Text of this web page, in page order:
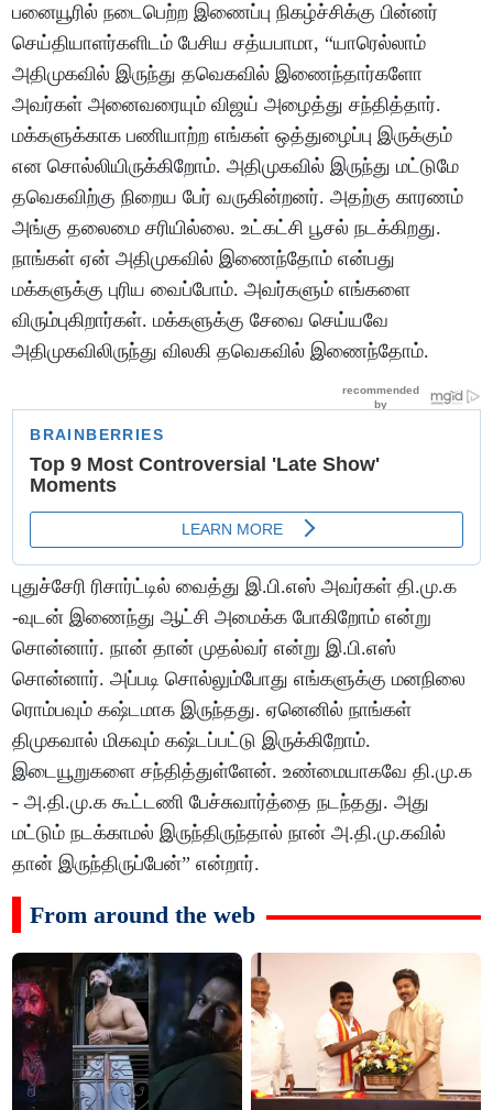
பனையூரில் நடைபெற்ற இணைப்பு நிகழ்ச்சிக்கு பின்னர்
செய்தியாளர்களிடம் பேசிய சத்யபாமா, “யாரெல்லாம்
அதிமுகவில் இருந்து தவெகவில் இணைந்தார்களோ
அவர்கள் அனைவரையும் விஜய் அழைத்து சந்தித்தார்.
மக்களுக்காக பணியாற்ற எங்கள் ஒத்துழைப்பு இருக்கும்
என சொல்லியிருக்கிறோம். அதிமுகவில் இருந்து மட்டுமே
தவெகவிற்கு நிறைய பேர் வருகின்றனர். அதற்கு காரணம்
அங்கு தலைமை சரியில்லை. உட்கட்சி பூசல் நடக்கிறது.
நாங்கள் ஏன் அதிமுகவில் இணைந்தோம் என்பது
மக்களுக்கு புரிய வைப்போம். அவர்களும் எங்களை
விரும்புகிறார்கள். மக்களுக்கு சேவை செய்யவே
அதிமுகவிலிருந்து விலகி தவெகவில் இணைந்தோம்.
புதுச்சேரி ரிசார்ட்டில் வைத்து இ.பி.எஸ் அவர்கள் தி.மு.க
-வுடன் இணைந்து ஆட்சி அமைக்க போகிறோம் என்று
சொன்னார். நான் தான் முதல்வர் என்று இ.பி.எஸ்
சொன்னார். அப்படி சொல்லும்போது எங்களுக்கு மனநிலை
ரொம்பவும் கஷ்டமாக இருந்தது. ஏனெனில் நாங்கள்
திமுகவால் மிகவும் கஷ்டப்பட்டு இருக்கிறோம்.
இடையூறுகளை சந்தித்துள்ளேன். உண்மையாகவே தி.மு.க
- அ.தி.மு.க கூட்டணி பேச்சுவார்த்தை நடந்தது. அது
மட்டும் நடக்காமல் இருந்திருந்தால் நான் அ.தி.மு.கவில்
தான் இருந்திருப்பேன்” என்றார்.
From around the web